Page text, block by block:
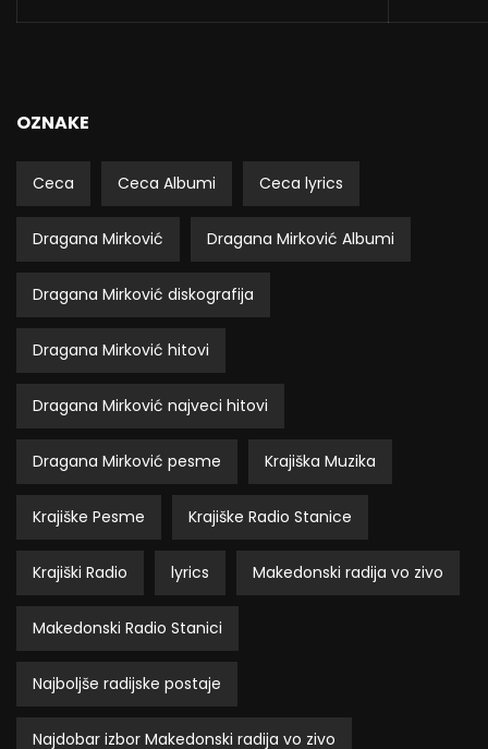
OZNAKE
Ceca Ceca Albumi Ceca lyrics
Dragana Mirković Dragana Mirković Albumi
Dragana Mirković diskografija
Dragana Mirković hitovi
Dragana Mirković najveci hitovi
Dragana Mirković pesme Krajiška Muzika
Krajiške Pesme Krajiške Radio Stanice
Krajiški Radio lyrics Makedonski radija vo zivo
Makedonski Radio Stanici
Najboljše radijske postaje
Najdobar izbor Makedonski radija vo zivo